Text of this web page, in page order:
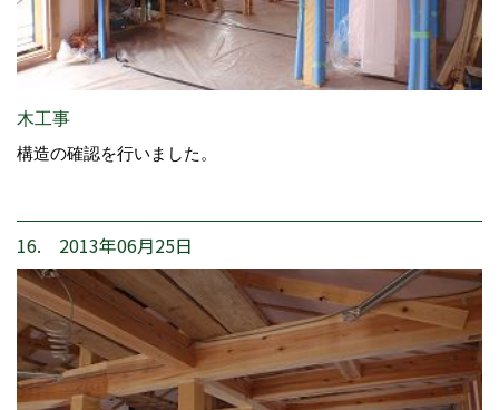
木工事
構造の確認を行いました。
16. 2013年06月25日